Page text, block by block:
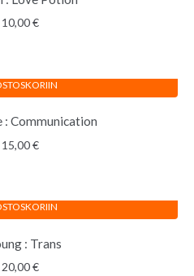
10,00€
: Communication
15,00€
: Trans
20,00€